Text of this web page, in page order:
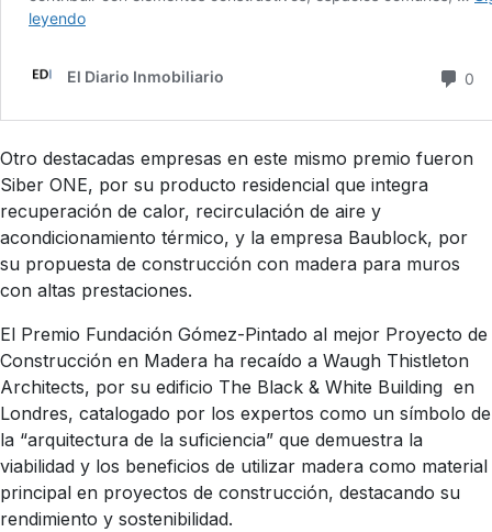
Otro destacadas empresas en este mismo premio fueron
Siber ONE, por su producto residencial que integra
recuperación de calor, recirculación de aire y
acondicionamiento térmico, y la empresa Baublock, por
su propuesta de construcción con madera para muros
con altas prestaciones.
El Premio Fundación Gómez-Pintado al mejor Proyecto de
Construcción en Madera ha recaído a Waugh Thistleton
Architects, por su edificio The Black & White Building en
Londres, catalogado por los expertos como un símbolo de
la “arquitectura de la suficiencia” que demuestra la
viabilidad y los beneficios de utilizar madera como material
principal en proyectos de construcción, destacando su
rendimiento y sostenibilidad.